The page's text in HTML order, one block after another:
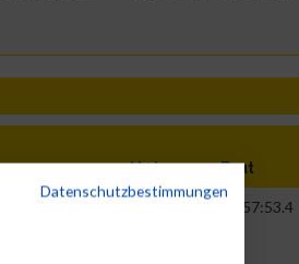
Net Brut
00:57:53.4
Datenschutzbestimmungen